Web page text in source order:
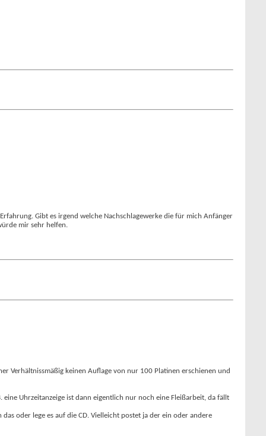
Gibt es irgend welche Nachschlagewerke die für mich Anfänger
mir sehr helfen.
Verhältnissmäßig keinen Auflage von nur 100 Platinen erschienen und
Uhrzeitanzeige ist dann eigentlich nur noch eine Fleißarbeit, da fällt
oder lege es auf die CD. Vielleicht postet ja der ein oder andere